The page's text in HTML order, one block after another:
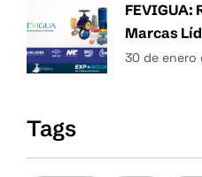
FEVIGUA:
Marcas
30 de enero
Tags